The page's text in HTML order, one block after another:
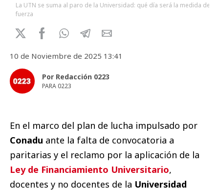
La UTN se suma al paro de la Universidad: qué día será la medida de
fuerza
10 de Noviembre de 2025 13:41
Por Redacción 0223
PARA 0223
En el marco del plan de lucha impulsado por
Conadu ante la falta de convocatoria a
paritarias y el reclamo por la aplicación de la
Ley de Financiamiento Universitario,
docentes y no docentes de la Universidad